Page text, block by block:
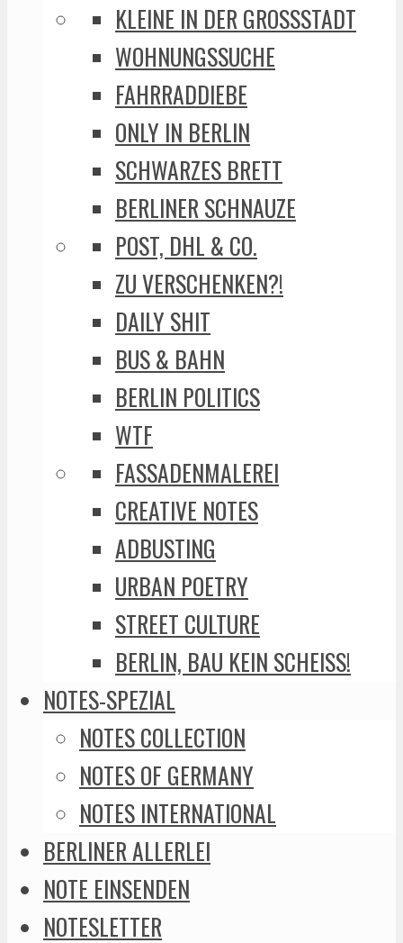
KLEINE IN DER GROSSSTADT
WOHNUNGSSUCHE
FAHRRADDIEBE
ONLY IN BERLIN
SCHWARZES BRETT
BERLINER SCHNAUZE
POST, DHL & CO.
ZU VERSCHENKEN?!
DAILY SHIT
BUS & BAHN
BERLIN POLITICS
WTF
FASSADENMALEREI
CREATIVE NOTES
ADBUSTING
URBAN POETRY
STREET CULTURE
BERLIN, BAU KEIN SCHEISS!
NOTES-SPEZIAL
NOTES COLLECTION
NOTES OF GERMANY
NOTES INTERNATIONAL
BERLINER ALLERLEI
NOTE EINSENDEN
NOTESLETTER